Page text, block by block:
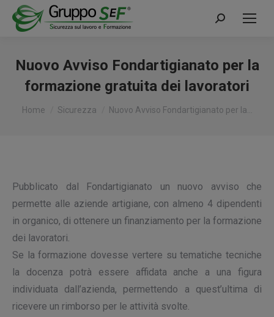
Cerca:
Nuovo Avviso Fondartigianato per la
formazione gratuita dei lavoratori
Tu sei qui:
Home Sicurezza Nuovo Avviso Fondartigianato per la…
Pubblicato dal Fondartigianato un nuovo avviso che
permette alle aziende artigiane, con almeno 4 dipendenti
in organico, di ottenere un finanziamento per la formazione
dei lavoratori.
Se la formazione dovesse vertere su tematiche tecniche
la docenza potrà essere affidata anche a una figura
individuata dall’azienda, permettendo a quest’ultima di
ricevere un rimborso per le attività svolte.